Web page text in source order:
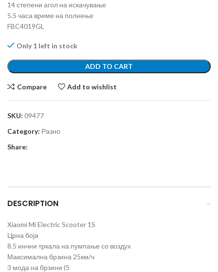
14 степени агол на искачување
5.5 часа време на полнење
FBC4019GL
Only 1 left in stock
ADD TO CART
Compare Add to wishlist
SKU: 09477
Category: Разно
Share:
DESCRIPTION
Xiaomi Mi Electric Scooter 1S
Црна боја
8.5 инчни тркала на пумпање со воздух
Максимална брзина 25км/ч
3 мода на брзини (5